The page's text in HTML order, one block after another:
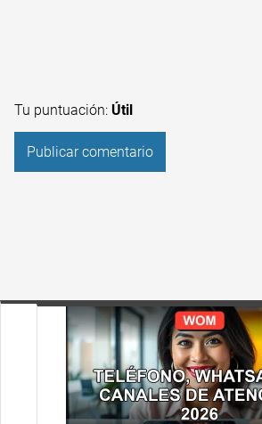
Tu puntuación: Útil